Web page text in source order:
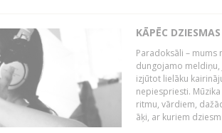
KĀPĒC
Paradoksāli – mums
dungojamo
izjūtot lielāku
nepiespriesti.
ritmu, vārdiem,
āķi, ar kuriem